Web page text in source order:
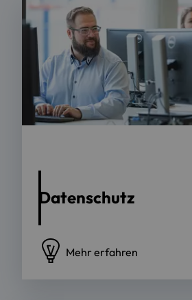
Datenschutz
Mehr erfahren